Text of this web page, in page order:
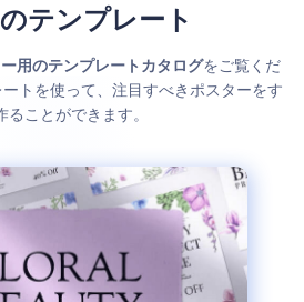
テンプレート
用のテンプレートカタログをご覧くだ
トを使って、注目すべきポスターをす
ることができます。